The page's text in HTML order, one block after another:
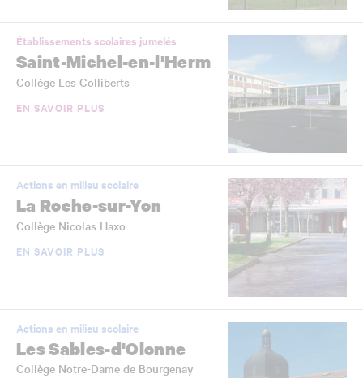
Établissements scolaires jumelés
Saint-Michel-en-l'Herm
Collège Les Colliberts
EN SAVOIR PLUS
Actions en milieu scolaire
La Roche-sur-Yon
Collège Nicolas Haxo
EN SAVOIR PLUS
Actions en milieu scolaire
Les Sables-d'Olonne
Collège Notre-Dame de Bourgenay